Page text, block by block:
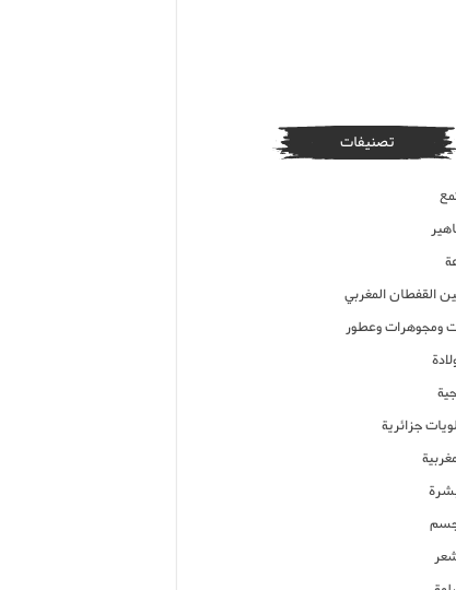
تصنيفات
القفطان المغربي
ومجوهرات وعطور
جزائرية